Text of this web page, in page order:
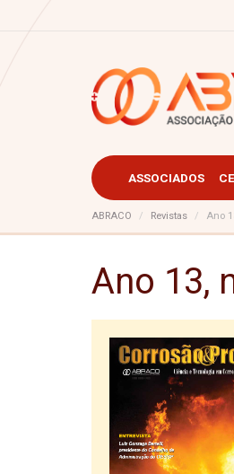
ASSOCIADOS
ABRACO Revistas Ano
Ano 13,